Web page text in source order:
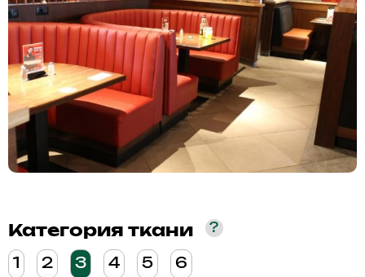
Категория ткани ?
2 3 4 5 6